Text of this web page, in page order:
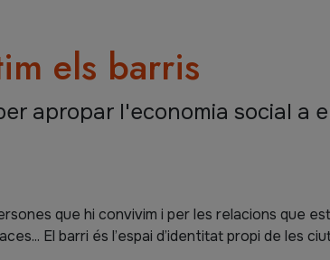
els barris
apropar l'economia social a
que hi convivim i per les relacions que
El barri és l’espai d’identitat propi de les